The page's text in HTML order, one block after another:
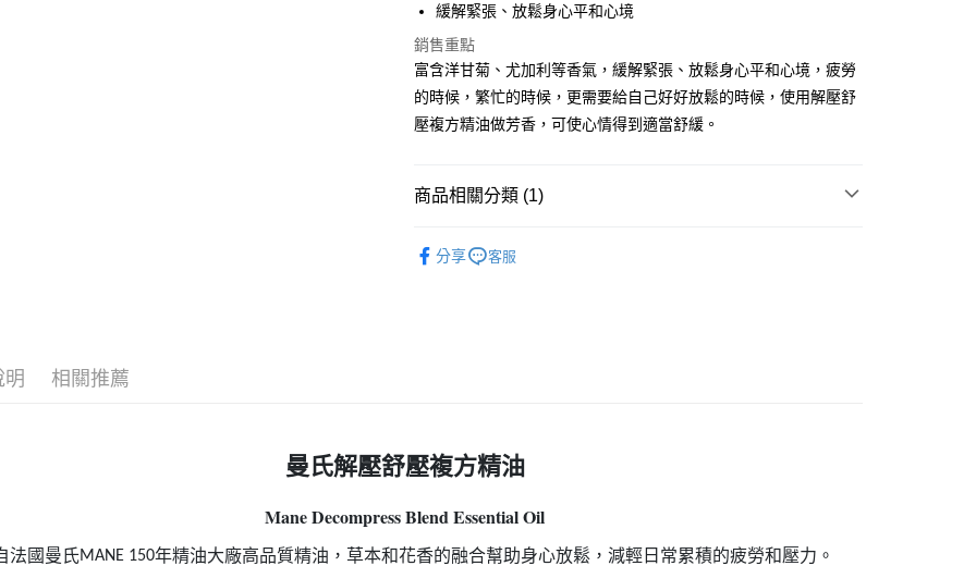
ATM付款
全家取貨付款
7-11取貨付款
宅配
緩解緊張、放鬆身心平和心境
銷售重點
富含洋甘菊、尤加利等香氣，緩解緊張、放鬆身心平和心境，疲勞
的時候，繁忙的時候，更需要給自己好好放鬆的時候，使用解壓舒
壓複方精油做芳香，可使心情得到適當舒緩。
商品相關分類 (1)
分享
客服
明 相關推薦
曼氏解壓舒壓複方精油
Mane Decompress Blend Essential Oil
法國曼氏MANE 150年精油大廠高品質精油，草本和花香的融合幫助身心放鬆，減輕日常累積的疲勞和壓力。